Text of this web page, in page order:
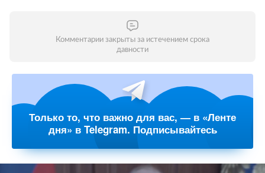
Комментарии закрыты за истечением срока
давности
Только то, что важно для вас, — в «Ленте
дня» в Telegram. Подписывайтесь